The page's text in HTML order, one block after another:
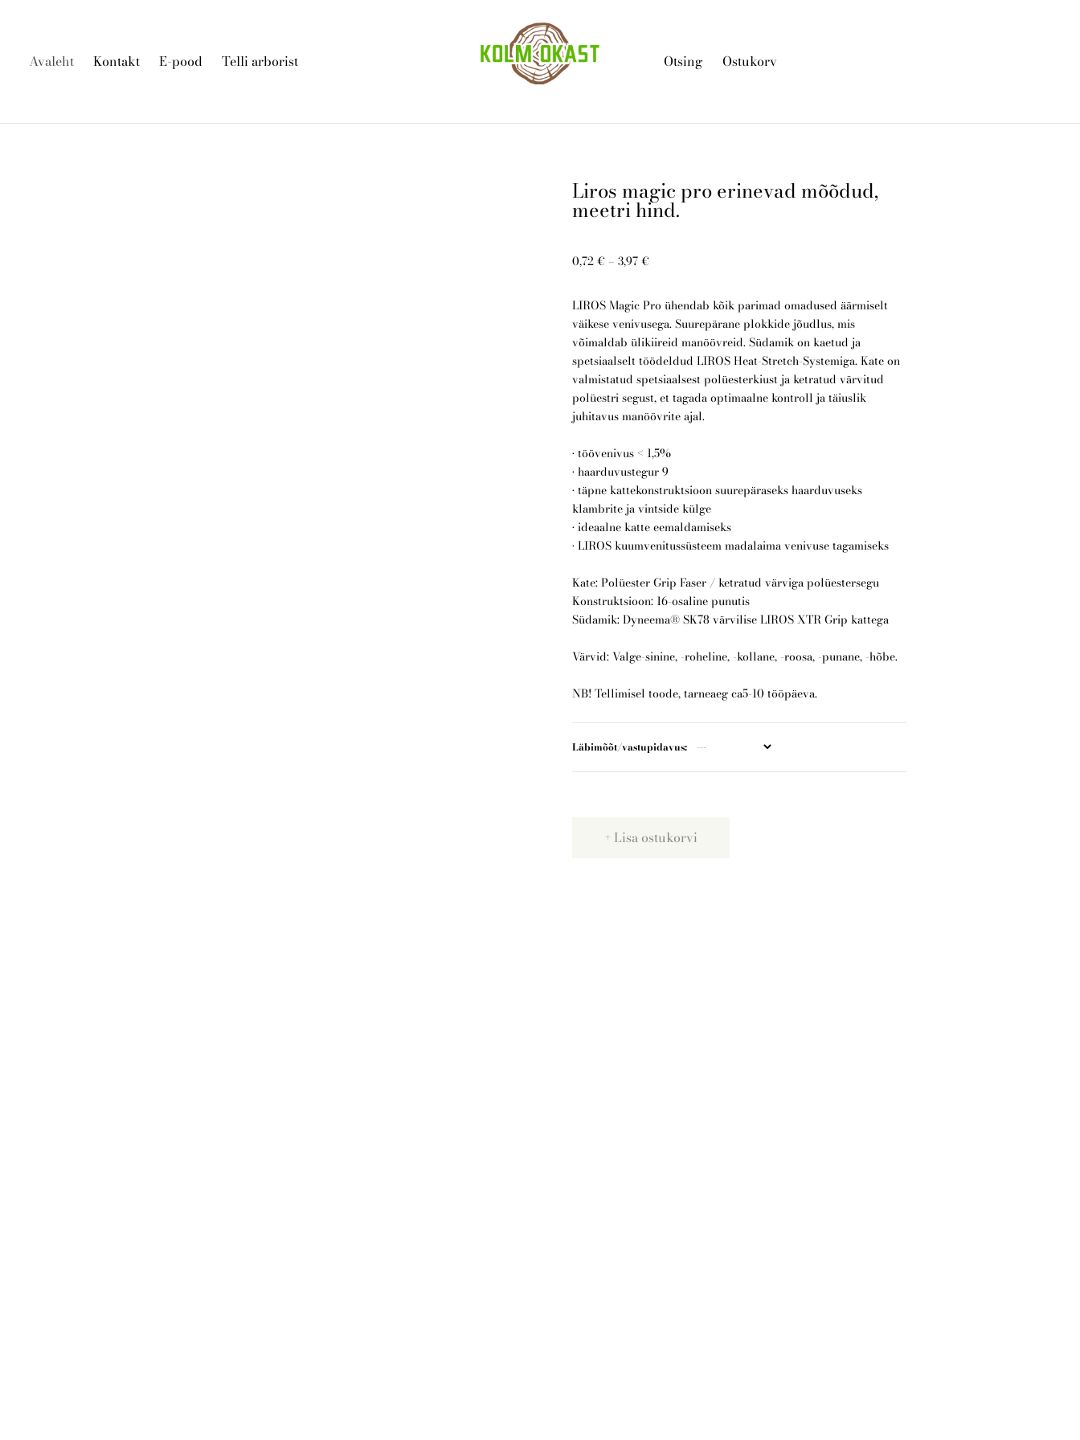
Avaleht Kontakt E-pood Telli arborist Otsing Ostukorv
Liros magic pro erinevad mõõdud,
meetri hind.
0,72 € – 3,97 €
LIROS Magic Pro ühendab kõik parimad omadused äärmiselt
väikese venivusega. Suurepärane plokkide jõudlus, mis
võimaldab ülikiireid manöövreid. Südamik on kaetud ja
spetsiaalselt töödeldud LIROS Heat-Stretch-Systemiga. Kate on
valmistatud spetsiaalsest polüesterkiust ja ketratud värvitud
polüestri segust, et tagada optimaalne kontroll ja täiuslik
juhitavus manöövrite ajal.
• töövenivus < 1,5%
• haarduvustegur 9
• täpne kattekonstruktsioon suurepäraseks haarduvuseks
klambrite ja vintside külge
• ideaalne katte eemaldamiseks
• LIROS kuumvenitussüsteem madalaima venivuse tagamiseks
Kate: Polüester Grip Faser / ketratud värviga polüestersegu
Konstruktsioon: 16-osaline punutis
Südamik: Dyneema® SK78 värvilise LIROS XTR Grip kattega
Värvid: Valge-sinine, -roheline, -kollane, -roosa, -punane, -hõbe.
NB! Tellimisel toode, tarneaeg ca5-10 tööpäeva.
Läbimõõt/vastupidavus
Lisa ostukorvi